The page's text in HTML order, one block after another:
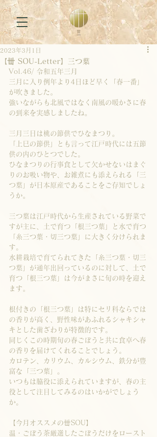
【丗 SOU-Letter】三つ葉
2023年3月1日
Vol.46/ 令和五年三月
三月に入り例年より4日ほど早く「春一番」
が吹きました。
強いながらも北風ではなく南風の暖かさに春
の到来を実感しましたね。
三月三日は桃の節供でひなまつり。
「上巳の節供」とも言って江戸時代には五節
供の内のひとつでした。
ひなまつりの行事食として欠かせないはまぐ
りのお吸い物や、お雑煮にも添えられる「三
つ葉」が日本原産であることをご存知でしょ
うか。
三つ葉は江戸時代から生産されている野菜で
すが主に、土で育つ「根三つ葉」と水で育つ
「糸三つ葉・切三つ葉」に大きく分けられま
す。
水耕栽培で育てられてきた「糸三つ葉・切三
つ葉」が通年出回っているのに対して、土で
育つ「根三つ葉」は今がまさに旬の時を迎え
ます。
根付きの「根三つ葉」は特にセリ科ならでは
の香りが高く、野性味があふれるシャキシャ
キとした歯ざわりが特徴的です。
同じくこの時期旬の春ごぼうと共に食卓へ春
の香りを届けてくれることでしょう。
カロテン、カリウム、カルシウム、鉄分が豊
富な「三つ葉」。
いつもは脇役に添えられていますが、春の主
役として注目してみるのはいかがでしょう
か。
【今月オススメの丗SOU】
温・ごぼう茶厳選したごぼうだけをロースト